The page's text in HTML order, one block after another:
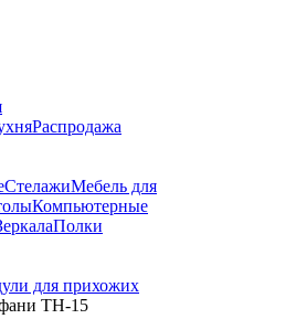
Распродажа
СтелажиМебель для
Компьютерные
Полки
для прихожих
ТН-15